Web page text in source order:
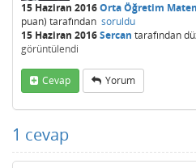
15 Haziran 2016Orta Öğretim
puan) tarafından soruldu
15 Haziran 2016Sercan tarafından
görüntülendi
Cevap Yorum
1 cevap